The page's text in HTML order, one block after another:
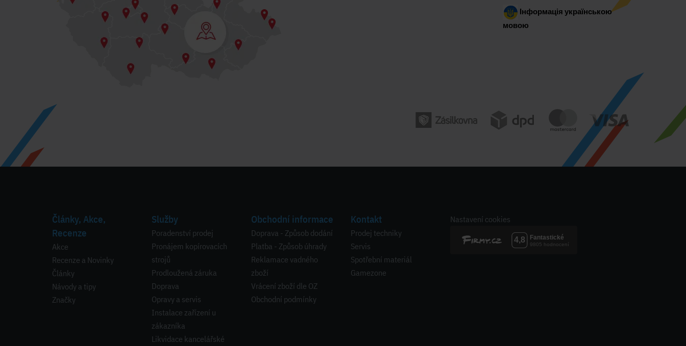
Інформація українською
мовою
Články, Akce,
Recenze
Akce
Recenze a Novinky
Články
Návody a tipy
Značky
Služby
Poradenství prodej
Pronájem kopírovacích
strojů
Prodloužená záruka
Doprava
Opravy a servis
Instalace zařízení u
zákazníka
Likvidace kancelářské
Obchodní informace
Doprava - Způsob dodání
Platba - Způsob úhrady
Reklamace vadného
zboží
Vrácení zboží dle OZ
Obchodní podmínky
Kontakt
Prodej techniky
Servis
Spotřební materiál
Gamezone
Nastavení cookies